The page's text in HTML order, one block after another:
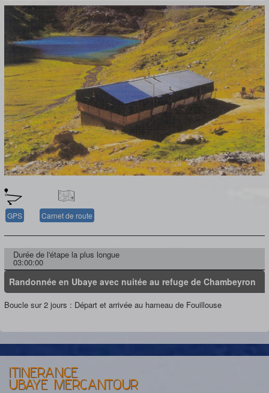
GPS Carnet de route
Durée de l'étape la plus longue
03:00:00
Randonnée en Ubaye avec nuitée au refuge de Chambeyron
Boucle sur 2 jours : Départ et arrivée au hameau de Fouillouse
ITINERANCE
UBAYE MERCANTOUR